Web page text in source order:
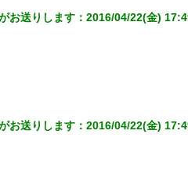
15年、妹が弟の子を妊娠したらし
から連絡がきた…｜生活｜ワロ
ヤツなんかと家族になるのはご
→ 彼女「なんで言い返してくれ
お送りします ：2016/04/22(金)
お送りします ：2016/04/22(金)